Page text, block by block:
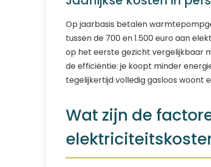
Op jaarbasis betalen
tussen de 700 en 1.500 euro aan
op het eerste gezicht vergelijkbaar
de efficiëntie: je koopt minder
tegelijkertijd volledig gasloos woont
Wat zijn de